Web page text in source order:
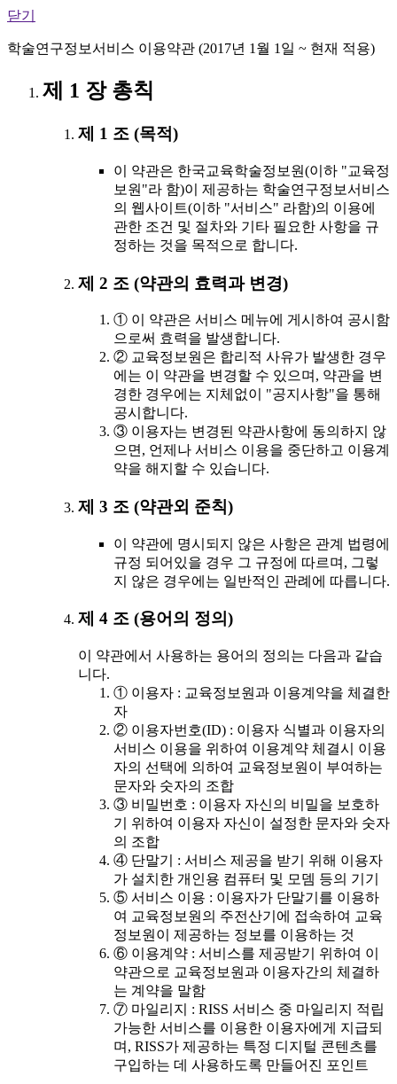
닫기
학술연구정보서비스 이용약관 (2017년 1월 1일 ~ 현재 적용)
제 1 장 총칙
제 1 조 (목적)
이 약관은 한국교육학술정보원(이하 "교육정
보원"라 함)이 제공하는 학술연구정보서비스
의 웹사이트(이하 "서비스" 라함)의 이용에
관한 조건 및 절차와 기타 필요한 사항을 규
정하는 것을 목적으로 합니다.
제 2 조 (약관의 효력과 변경)
① 이 약관은 서비스 메뉴에 게시하여 공시함
으로써 효력을 발생합니다.
② 교육정보원은 합리적 사유가 발생한 경우
에는 이 약관을 변경할 수 있으며, 약관을 변
경한 경우에는 지체없이 "공지사항"을 통해
공시합니다.
③ 이용자는 변경된 약관사항에 동의하지 않
으면, 언제나 서비스 이용을 중단하고 이용계
약을 해지할 수 있습니다.
제 3 조 (약관외 준칙)
이 약관에 명시되지 않은 사항은 관계 법령에
규정 되어있을 경우 그 규정에 따르며, 그렇
지 않은 경우에는 일반적인 관례에 따릅니다.
제 4 조 (용어의 정의)
이 약관에서 사용하는 용어의 정의는 다음과 같습
니다.
① 이용자 : 교육정보원과 이용계약을 체결한
자
② 이용자번호(ID) : 이용자 식별과 이용자의
서비스 이용을 위하여 이용계약 체결시 이용
자의 선택에 의하여 교육정보원이 부여하는
문자와 숫자의 조합
③ 비밀번호 : 이용자 자신의 비밀을 보호하
기 위하여 이용자 자신이 설정한 문자와 숫자
의 조합
④ 단말기 : 서비스 제공을 받기 위해 이용자
가 설치한 개인용 컴퓨터 및 모뎀 등의 기기
⑤ 서비스 이용 : 이용자가 단말기를 이용하
여 교육정보원의 주전산기에 접속하여 교육
정보원이 제공하는 정보를 이용하는 것
⑥ 이용계약 : 서비스를 제공받기 위하여 이
약관으로 교육정보원과 이용자간의 체결하
는 계약을 말함
⑦ 마일리지 : RISS 서비스 중 마일리지 적립
가능한 서비스를 이용한 이용자에게 지급되
며, RISS가 제공하는 특정 디지털 콘텐츠를
구입하는 데 사용하도록 만들어진 포인트